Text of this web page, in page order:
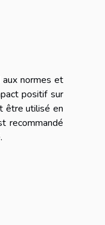
normes et
positif sur
être utilisé en
recommandé